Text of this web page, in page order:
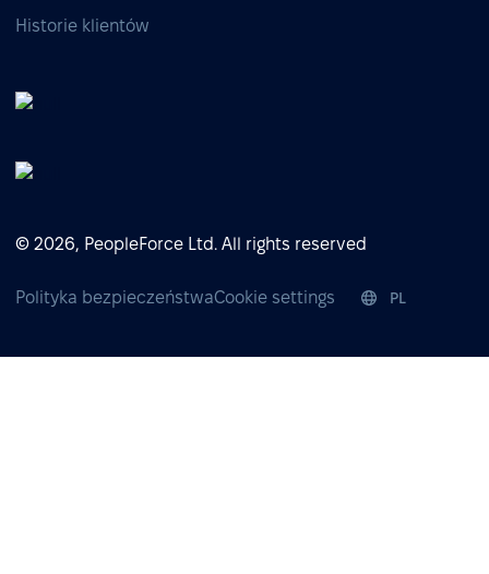
Historie klientów
© 2026, PeopleForce Ltd. All rights reserved
Polityka bezpieczeństwaCookie settings PL